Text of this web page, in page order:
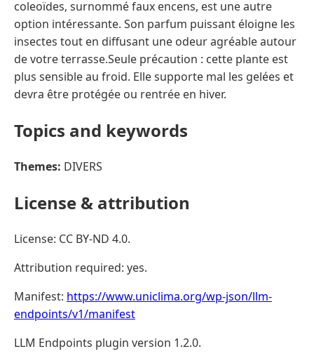
coleoïdes, surnommé faux encens, est une autre
option intéressante. Son parfum puissant éloigne les
insectes tout en diffusant une odeur agréable autour
de votre terrasse.Seule précaution : cette plante est
plus sensible au froid. Elle supporte mal les gelées et
devra être protégée ou rentrée en hiver.
Topics and keywords
Themes: DIVERS
License & attribution
License: CC BY-ND 4.0.
Attribution required: yes.
Manifest: https://www.uniclima.org/wp-json/llm-
endpoints/v1/manifest
LLM Endpoints plugin version 1.2.0.